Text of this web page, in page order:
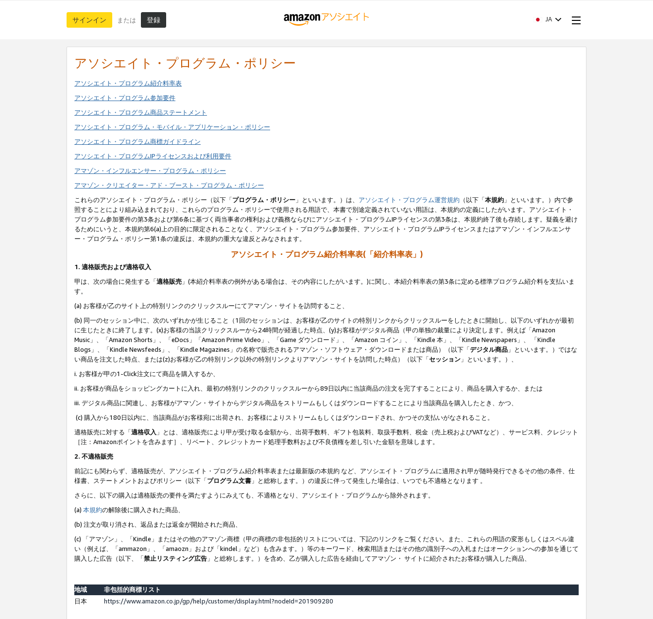
サインイン または 登録 JA
アソシエイト・プログラム・ポリシー
アソシエイト・プログラム紹介料率表
アソシエイト・プログラム参加要件
アソシエイト・プログラム商品ステートメント
アソシエイト・プログラム・モバイル・アプリケーション・ポリシー
アソシエイト・プログラム商標ガイドライン
アソシエイト・プログラムIPライセンスおよび利用要件
アマゾン・インフルエンサー・プログラム・ポリシー
アマゾン・クリエイター・アド・ブースト・プログラム・ポリシー
これらのアソシエイト・プログラム・ポリシー（以下「プログラム・ポリシー 」といいます。）は、 アソシエイト・プログラム運営規約 （以下「本規約 」といいます。）内で参
照することにより組み込まれており、これらのプログラム・ポリシーで使用される用語で、本書で別途定義されていない用語は、本規約の定義にしたがいます。アソシエイト・
プログラム参加要件の第3条および第6条に基づく両当事者の権利および義務ならびにアソシエイト・プログラムIPライセンスの第3条は、本規約終了後も存続します。疑義を避け
るためにいうと、本規約第6(a)上の目的に限定されることなく、アソシエイト・プログラム参加要件、アソシエイト・プログラムIPライセンスまたはアマゾン・インフルエンサ
ー・プログラム・ポリシー第1条の違反は、本規約の重大な違反とみなされます。
アソシエイト・プログラム紹介料率表(「紹介料率表」)
1. 適格販売および適格収入
甲は、次の場合に発生する「適格販売 」(本紹介料率表の例外がある場合は、その内容にしたがいます。)に関し、本紹介料率表の第3条に定める標準プログラム紹介料を支払いま
す。
(a) お客様が乙のサイト上の特別リンクのクリックスルーにてアマゾン・サイトを訪問すること、
(b) 同一のセッション中に、次のいずれかが生じること（1回のセッションは、お客様が乙のサイトの特別リンクからクリックスルーをしたときに開始し、以下のいずれかが最初
に生じたときに終了します。(x)お客様の当該クリックスルーから24時間が経過した時点、(y)お客様がデジタル商品（甲の単独の裁量により決定します。例えば「Amazon
Music」、「Amazon Shorts」、「eDocs」「Amazon Prime Video」、「Game ダウンロード」、「Amazon コイン」、「Kindle 本」、「Kindle Newspapers」、 「Kindle
Blogs」、「Kindle Newsfeeds」、「Kindle Magazines」の名称で販売されるアマゾン・ソフトウェア・ダウンロードまたは商品）（以下「デジタル商品 」といいます。）ではな
い商品を注文した時点、または(z)お客様が乙の特別リンク以外の特別リンクよりアマゾン・サイトを訪問した時点）（以下「セッション 」といいます。）、
i. お客様が甲の1-Click注文にて商品を購入するか、
ii. お客様が商品をショッピングカートに入れ、最初の特別リンクのクリックスルーから89日以内に当該商品の注文を完了することにより、商品を購入するか、または
iii. デジタル商品に関連し、お客様がアマゾン・サイトからデジタル商品をストリームもしくはダウンロードすることにより当該商品を購入したとき、かつ、
(c) 購入から180日以内に、当該商品がお客様宛に出荷され、お客様によりストリームもしくはダウンロードされ、かつその支払いがなされること。
適格販売に対する「適格収入 」とは、適格販売により甲が受け取る金額から、出荷手数料、ギフト包装料、取扱手数料、税金（売上税およびVATなど）、サービス料、クレジット
［注：Amazonポイントを含みます］、リベート、クレジットカード処理手数料および不良債権を差し引いた金額を意味します。
2. 不適格販売
前記にも関わらず、適格販売が、アソシエイト・プログラム紹介料率表または最新版の本規約 など、アソシエイト・プログラムに適用され甲が随時発行できるその他の条件、仕
様書、ステートメントおよびポリシー（以下「プログラム文書 」と総称します。）の違反に伴って発生した場合は、いつでも不適格となります 。
さらに、以下の購入は適格販売の要件を満たすようにみえても、不適格となり、アソシエイト・プログラムから除外されます。
(a) 本規約の解除後に購入された商品、
(b) 注文が取り消され、返品または返金が開始された商品、
(c) 「アマゾン」、「Kindle」またはその他のアマゾン商標（甲の商標の非包括的リストについては、下記のリンクをご覧ください。また、これらの用語の変形もしくはスペル違
い（例えば、「ammazon」、「amaozn」および「kindel」など）も含みます。）等のキーワード、検索用語またはその他の識別子への入札またはオークションへの参加を通じて
購入した広告（以下、「禁止リスティング広告 」と総称します。）を含め、乙が購入した広告を経由してアマゾン・ サイトに紹介されたお客様が購入した商品、
地域
非包括的商標リスト
日本
https://www.amazon.co.jp/gp/help/customer/display.html?nodeId=201909280